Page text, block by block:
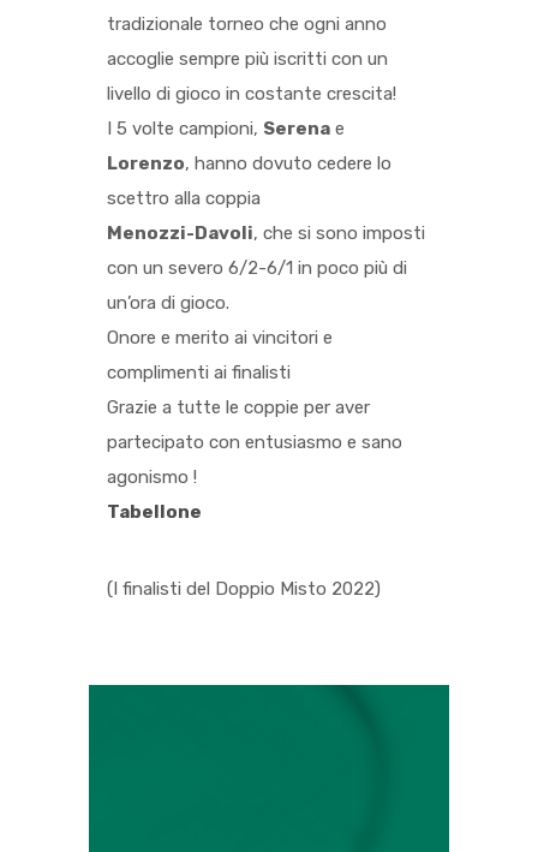
tradizionale torneo che ogni anno
accoglie sempre più iscritti con un
livello di gioco in costante crescita!
I 5 volte campioni, Serena e
Lorenzo, hanno dovuto cedere lo
scettro alla coppia
Menozzi-Davoli, che si sono imposti
con un severo 6/2-6/1 in poco più di
un’ora di gioco.
Onore e merito ai vincitori e
complimenti ai finalisti
Grazie a tutte le coppie per aver
partecipato con entusiasmo e sano
agonismo !
Tabellone
(I finalisti del Doppio Misto 2022)